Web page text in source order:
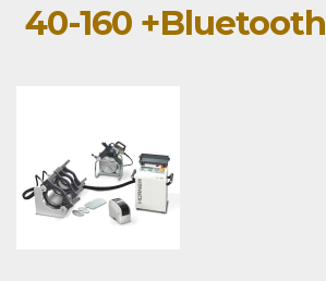
40-160 +Bluetooth